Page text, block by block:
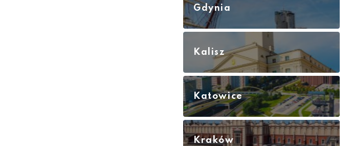
Gdynia
Kalisz
Katowice
Kraków